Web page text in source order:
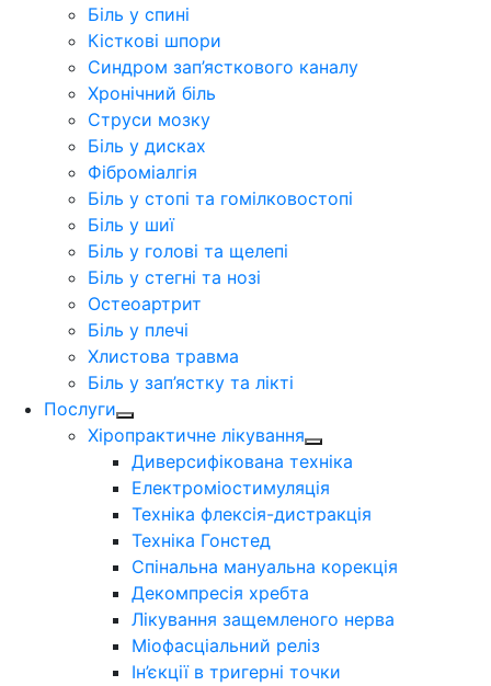
Біль у спині
Кісткові шпори
Синдром зап’ясткового каналу
Хронічний біль
Струси мозку
Біль у дисках
Фіброміалгія
Біль у стопі та гомілковостопі
Біль у шиї
Біль у голові та щелепі
Біль у стегні та нозі
Остеоартрит
Біль у плечі
Хлистова травма
Біль у зап’ястку та лікті
Послуги
Хіропрактичне лікування
Диверсифікована техніка
Електроміостимуляція
Техніка флексія-дистракція
Техніка Гонстед
Спінальна мануальна корекція
Декомпресія хребта
Лікування защемленого нерва
Міофасціальний реліз
Ін’єкції в тригерні точки